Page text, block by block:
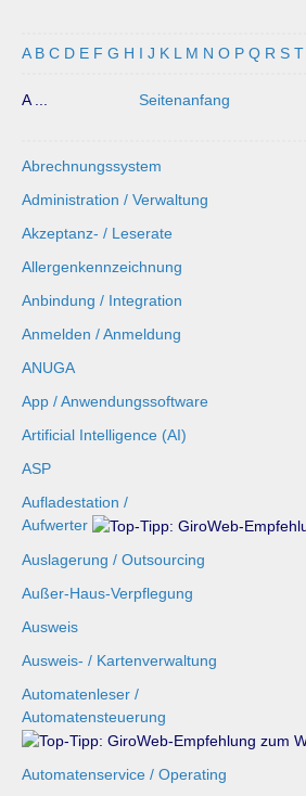
A B C D E F G H I J K L M N O P Q R S T
A ... Seitenanfang
Abrechnungssystem
Administration / Verwaltung
Akzeptanz- / Leserate
Allergenkennzeichnung
Anbindung / Integration
Anmelden / Anmeldung
ANUGA
App / Anwendungssoftware
Artificial Intelligence (AI)
ASP
Aufladestation /
Aufwerter
Auslagerung / Outsourcing
Außer-Haus-Verpflegung
Ausweis
Ausweis- / Kartenverwaltung
Automatenleser /
Automatensteuerung
Automatenservice / Operating